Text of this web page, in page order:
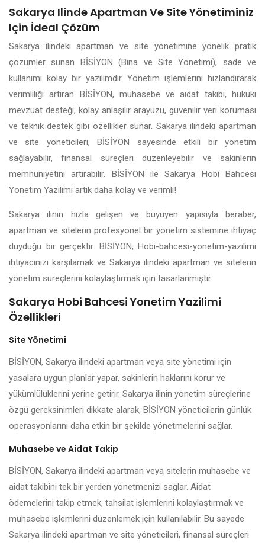
Sakarya Ilinde Apartman Ve Site Yönetiminiz
Için İdeal Çözüm
Sakarya ilindeki apartman ve site yönetimine yönelik pratik
çözümler sunan BİSİYON (Bina ve Site Yönetimi), sade ve
kullanımı kolay bir yazılımdır. Yönetim işlemlerini hızlandırarak
verimliliği artıran BİSİYON, muhasebe ve aidat takibi, hukuki
mevzuat desteği, kolay anlaşılır arayüzü, güvenilir veri koruması
ve teknik destek gibi özellikler sunar. Sakarya ilindeki apartman
ve site yöneticileri, BİSİYON sayesinde etkili bir yönetim
sağlayabilir, finansal süreçleri düzenleyebilir ve sakinlerin
memnuniyetini artırabilir. BİSİYON ile Sakarya Hobi Bahcesi
Yonetim Yazilimi artık daha kolay ve verimli!
Sakarya ilinin hızla gelişen ve büyüyen yapısıyla beraber,
apartman ve sitelerin profesyonel bir yönetim sistemine ihtiyaç
duyduğu bir gerçektir. BİSİYON, Hobi-bahcesi-yonetim-yazilimi
ihtiyacınızı karşılamak ve Sakarya ilindeki apartman ve sitelerin
yönetim süreçlerini kolaylaştırmak için tasarlanmıştır.
Sakarya Hobi Bahcesi Yonetim Yazilimi
Özellikleri
Site Yönetimi
BİSİYON, Sakarya ilindeki apartman veya site yönetimi için
yasalara uygun planlar yapar, sakinlerin haklarını korur ve
yükümlülüklerini yerine getirir. Sakarya ilinin yönetim süreçlerine
özgü gereksinimleri dikkate alarak, BİSİYON yöneticilerin günlük
operasyonlarını daha etkin bir şekilde yönetmelerini sağlar.
Muhasebe ve Aidat Takip
BİSİYON, Sakarya ilindeki apartman veya sitelerin muhasebe ve
aidat takibini tek bir yerden yönetmenizi sağlar. Aidat
ödemelerini takip etmek, tahsilat işlemlerini kolaylaştırmak ve
muhasebe işlemlerini düzenlemek için kullanılabilir. Bu sayede
Sakarya ilindeki apartman ve site yöneticileri, finansal süreçleri